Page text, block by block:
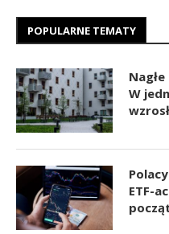
POPULARNE TEMATY
W
ETF-